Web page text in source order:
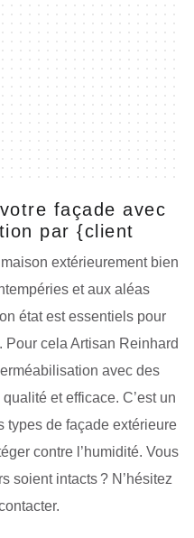
façade avec
par {client
extérieurement bien
et aux aléas
état est essentiels pour
Pour cela Artisan Reinhard
avec des
et efficace. C’est un
types de façade extérieure
contre l’humidité. Vous
soient intacts ? N’hésitez